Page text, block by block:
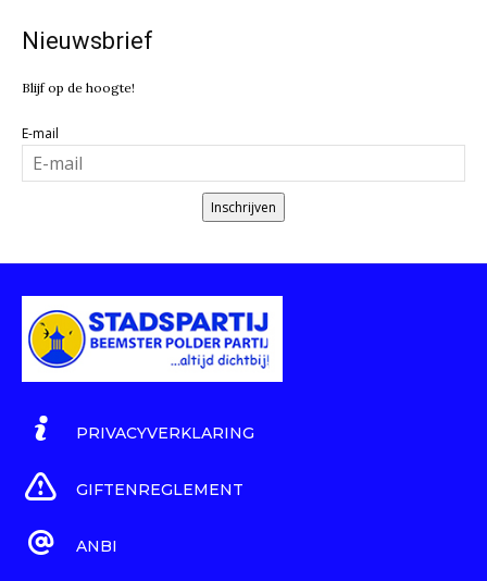
Nieuwsbrief
Blijf op de hoogte!
E-mail
Inschrijven
PRIVACYVERKLARING
GIFTENREGLEMENT
ANBI